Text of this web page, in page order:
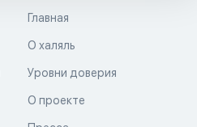
Главная
О халяль
Уровни доверия
О проекте